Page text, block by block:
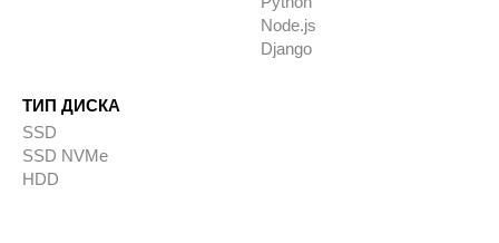
Node.js
Django
ТИП ДИСКА
SSD
SSD NVMe
HDD